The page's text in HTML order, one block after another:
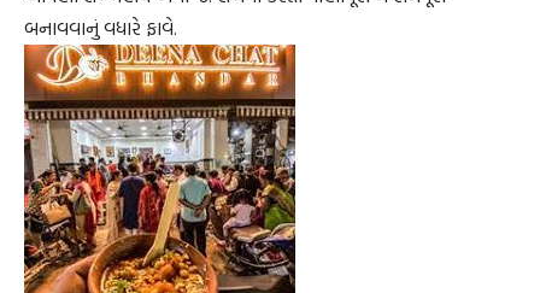
બનાવવાનું વધારે ફાવે.